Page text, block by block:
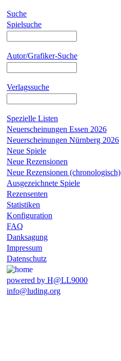
Suche
Spielsuche
Autor/Grafiker-Suche
Verlagssuche
Spezielle Listen
Neuerscheinungen Essen 2026
Neuerscheinungen Nürnberg 2026
Neue Spiele
Neue Rezensionen
Neue Rezensionen (chronologisch)
Ausgezeichnete Spiele
Rezensenten
Statistiken
Konfiguration
FAQ
Danksagung
Impressum
Datenschutz
powered by H@LL9000
info@luding.org